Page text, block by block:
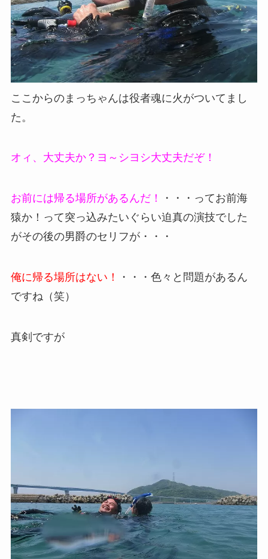
ここからのまっちゃんは役者魂に火がついてまし
た。
オィ、大丈夫か？ヨ～シヨシ大丈夫だぞ！
お前には帰る場所があるんだ！
・・・ってお前海
猿か！って突っ込みたいぐらい迫真の演技でした
がその後の男爵のセリフが・・・
俺に帰る場所はない！
・・・色々と問題があるん
ですね（笑）
真剣ですが